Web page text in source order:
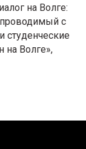
на Волге:
с
студенческие
Волге»,